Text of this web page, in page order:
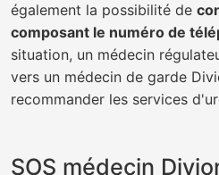
également la possibilité de
composant le numéro de
situation, un médecin
vers un médecin de garde
recommander les services
SOS médecin